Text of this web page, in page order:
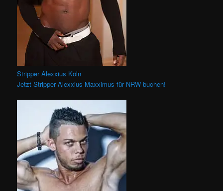
Stripper Alexxius Köln
Jetzt Stripper Alexxius Maxximus für NRW buchen!